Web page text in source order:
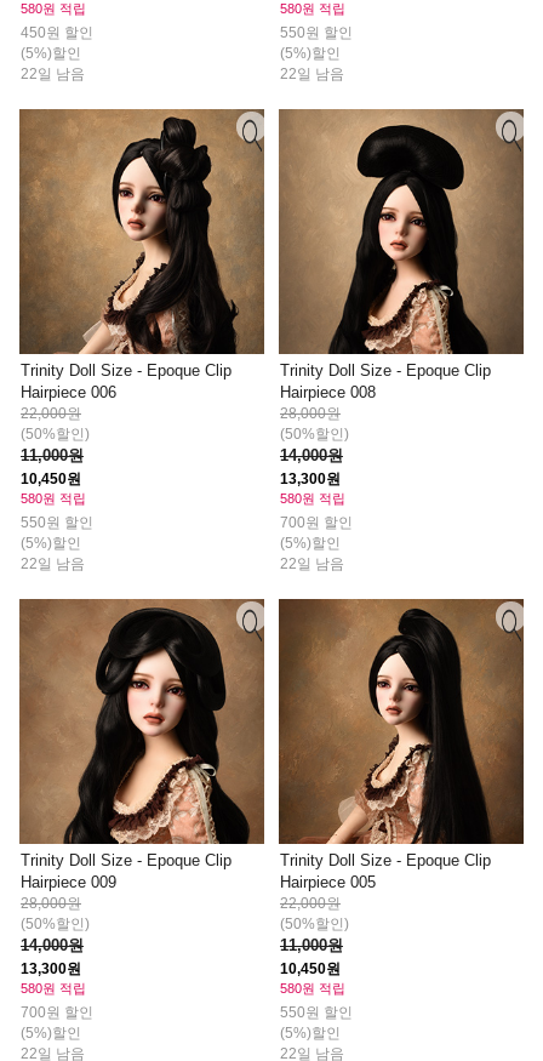
580원 적립
450원 할인
(5%)할인
22일 남음
580원 적립
550원 할인
(5%)할인
22일 남음
Trinity Doll Size - Epoque Clip
Hairpiece 006
22,000원
(50%할인)
11,000원
10,450원
580원 적립
550원 할인
(5%)할인
22일 남음
Trinity Doll Size - Epoque Clip
Hairpiece 008
28,000원
(50%할인)
14,000원
13,300원
580원 적립
700원 할인
(5%)할인
22일 남음
Trinity Doll Size - Epoque Clip
Hairpiece 009
28,000원
(50%할인)
14,000원
13,300원
580원 적립
700원 할인
(5%)할인
22일 남음
Trinity Doll Size - Epoque Clip
Hairpiece 005
22,000원
(50%할인)
11,000원
10,450원
580원 적립
550원 할인
(5%)할인
22일 남음